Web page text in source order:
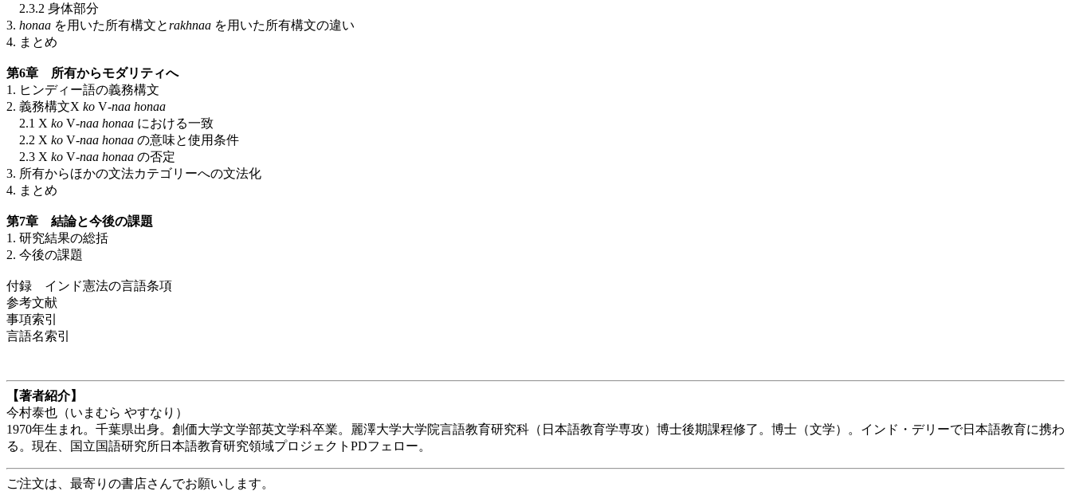
2.3.2 身体部分
3. honaa を用いた所有構文とrakhnaa を用いた所有構文の違い
4. まとめ
第6章 所有からモダリティへ
1. ヒンディー語の義務構文
2. 義務構文X ko V-naa honaa
2.1 X ko V-naa honaa における一致
2.2 X ko V-naa honaa の意味と使用条件
2.3 X ko V-naa honaa の否定
3. 所有からほかの文法カテゴリーへの文法化
4. まとめ
第7章 結論と今後の課題
1. 研究結果の総括
2. 今後の課題
付録 インド憲法の言語条項
参考文献
事項索引
言語名索引
【著者紹介】
今村泰也（いまむら やすなり）
1970年生まれ。千葉県出身。創価大学文学部英文学科卒業。麗澤大学大学院言語教育研究科（日本語教育学専攻）博士後期課程修了。博士（文学）。インド・デリーで日本語教育に携わ
る。現在、国立国語研究所日本語教育研究領域プロジェクトPDフェロー。
ご注文は、最寄りの書店さんでお願いします。